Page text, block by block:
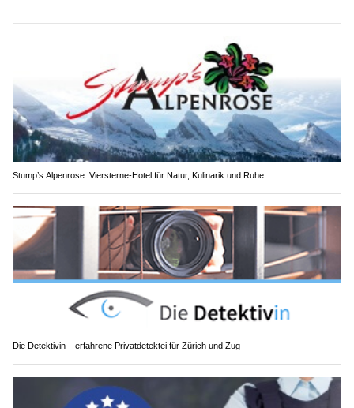
Stump’s Alpenrose: Viersterne-Hotel für Natur, Kulinarik und Ruhe
Die Detektivin – erfahrene Privatdetektei für Zürich und Zug